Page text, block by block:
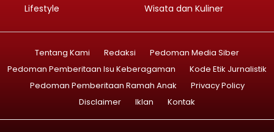
Lifestyle
Wisata dan Kuliner
Tentang Kami Redaksi
Pedoman Media Siber
Pedoman Pemberitaan Isu Keberagaman
Kode Etik Jurnalistik
Pedoman Pemberitaan Ramah Anak
Privacy Policy
Disclaimer
Iklan Kontak